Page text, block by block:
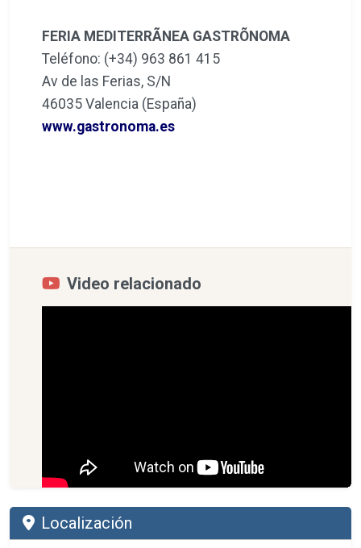
FERIA MEDITERRÃNEA GASTRÕNOMA
Teléfono: (+34) 963 861 415
Av de las Ferias, S/N
46035 Valencia (España)
www.gastronoma.es
Video relacionado
Localización